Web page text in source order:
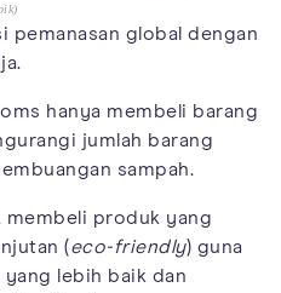
pemanasan global dengan
hanya membeli barang
jumlah barang
sampah.
membeli produk yang
(eco-friendly) guna
lebih baik dan